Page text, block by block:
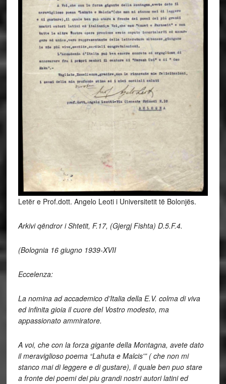
Letër e Prof.dott. Angelo Leoti i Universitetit të Bolonjës.
Arkivi qëndror i Shtetit, F.17, (Gjergj Fishta) D.5.F.4.
(Bolognia 16 giugno 1939-XVII
Eccelenza:
La nomina ad accademico d’Italia della E.V. colma di viva
ed infinita gioia il cuore del Vostro modesto, ma
appassionato ammiratore.
A voi, che con la forza gigante della Montagna, avete dato
il meraviglioso poema “Lahuta e Malcis'” ( che non mi
stanco mai di leggere e di gustare), il quale ben puo stare
a fronte dei poemi dei piu grandi nostri autori latini ed